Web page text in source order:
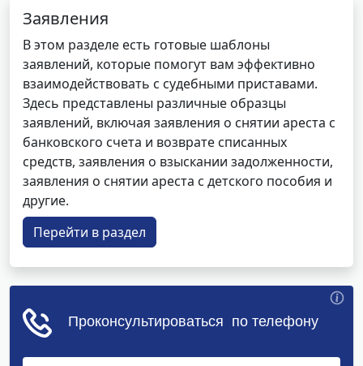
Заявления
В этом разделе есть готовые шаблоны
заявлений, которые помогут вам эффективно
взаимодействовать с судебными приставами.
Здесь представлены различные образцы
заявлений, включая заявления о снятии ареста с
банковского счета и возврате списанных
средств, заявления о взыскании задолженности,
заявления о снятии ареста с детского пособия и
другие.
Перейти в раздел